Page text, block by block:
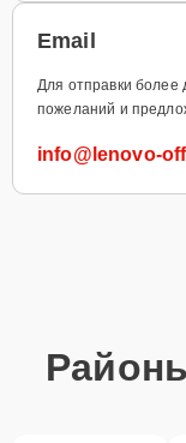
Email
Для отправки более
пожеланий и
info@lenovo-